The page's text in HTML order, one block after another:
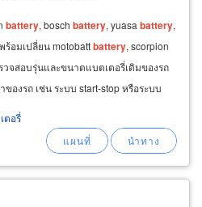
battery, bosch battery, yuasa battery,
อมเปลี่ยน motobattbattery, scorpion
วจสอบรุ่นและขนาดแบตเตอรี่เดิมของรถ
องรถ เช่น ระบบ start-stop หรือระบบ
ตอรี่